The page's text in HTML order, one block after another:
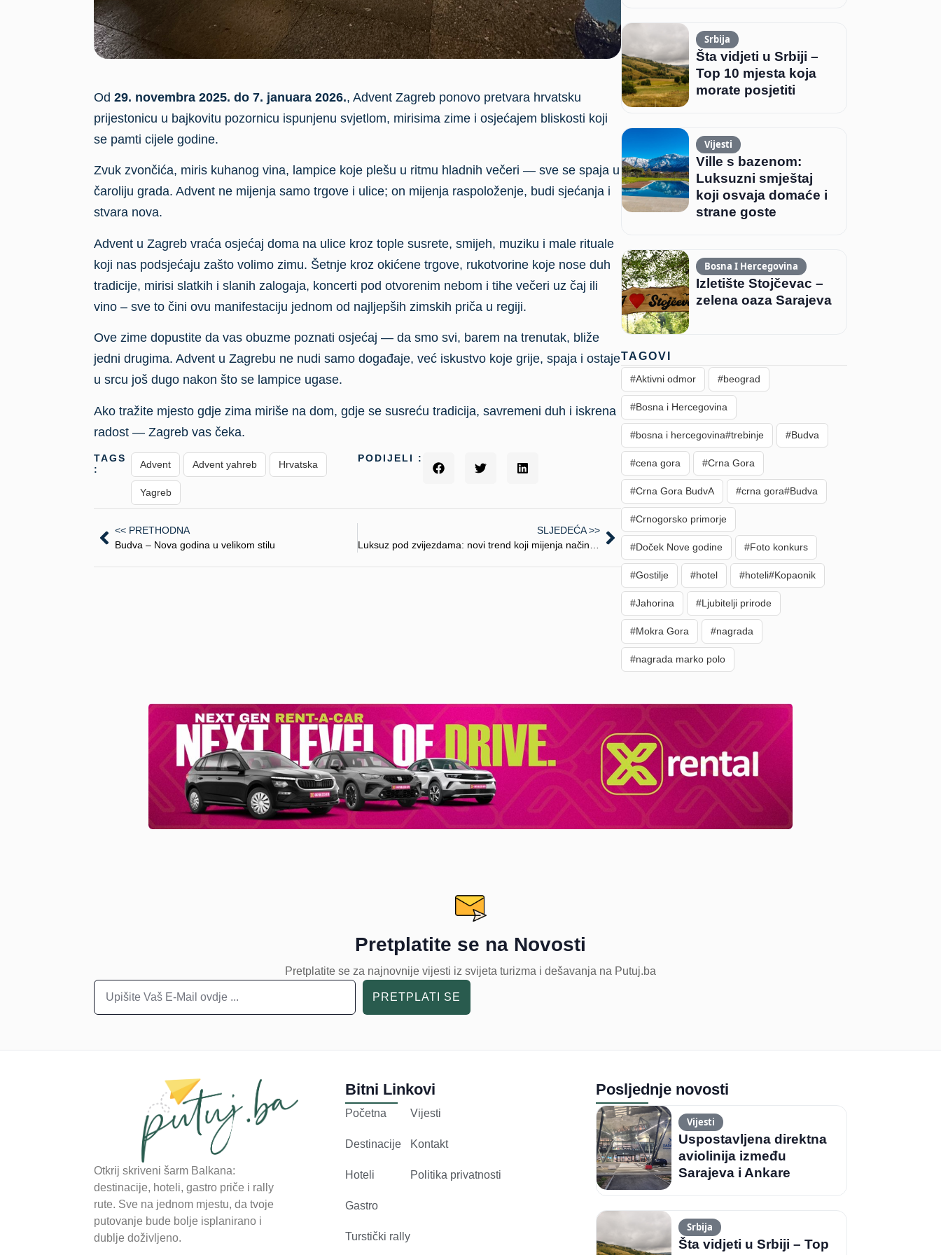
Od29. novembra 2025. do 7. januara 2026., Advent Zagreb ponovo pretvara hrvatsku
prijestonicu u bajkovitu pozornicu ispunjenu svjetlom, mirisima zime i osjećajem bliskosti koji
se pamti cijele godine.
Zvuk zvončića, miris kuhanog vina, lampice koje plešu u ritmu hladnih večeri — sve se spaja u
čaroliju grada. Advent ne mijenja samo trgove i ulice; on mijenja raspoloženje, budi sjećanja i
stvara nova.
Advent uZagreb vraća osjećaj doma na ulice kroz tople susrete, smijeh, muziku i male rituale
koji nas podsjećaju zašto volimo zimu. Šetnje kroz okićene trgove, rukotvorine koje nose duh
tradicije, mirisi slatkih i slanih zalogaja, koncerti pod otvorenim nebom i tihe večeri uz čaj ili
vino – sve to čini ovu manifestaciju jednom od najljepših zimskih priča u regiji.
Ove zime dopustite da vas obuzme poznati osjećaj — da smo svi, barem na trenutak, bliže
jedni drugima. Advent u Zagrebu ne nudi samo događaje, već iskustvo koje grije, spaja i ostaje
u srcu još dugo nakon što se lampice ugase.
Ako tražite mjesto gdje zima miriše na dom, gdje se susreću tradicija, savremeni duh i iskrena
radost — Zagreb vas čeka.
TAGS
:
Advent Advent yahreb Hrvatska
Yagreb
PODIJELI :
<< PRETHODNA
Budva – Nova godina u velikom stilu
SLJEDEĆA >>
Srbija
Šta vidjeti u Srbiji –
Top 10 mjesta koja
morate posjetiti
Vijesti
Ville s bazenom:
Luksuzni smještaj
koji osvaja domaće i
strane goste
Bosna I Hercegovina
Izletište Stojčevac –
zelena oaza Sarajeva
TAGOVI
#Aktivni odmor #beograd
#Bosna i Hercegovina
#bosna i hercegovina#trebinje #Budva
#cena gora #Crna Gora
#Crna Gora BudvA #crna gora#Budva
#Crnogorsko primorje
#Doček Nove godine #Foto konkurs
#Gostilje #hotel #hoteli#Kopaonik
#Jahorina #Ljubitelji prirode
#Mokra Gora #nagrada
#nagrada marko polo
Pretplatite se na Novosti
Pretplatite se za najnovnije vijesti iz svijeta turizma i dešavanja na Putuj.ba
PRETPLATI SE
Otkrij skriveni šarm Balkana:
destinacije, hoteli, gastro priče i rally
rute. Sve na jednom mjestu, da tvoje
putovanje bude bolje isplanirano i
dublje doživljeno.
Bitni Linkovi
Početna
Destinacije
Hoteli
Gastro
Turstički rally
Vijesti
Kontakt
Politika privatnosti
Posljednje novosti
Vijesti
Uspostavljena direktna
aviolinija između
Sarajeva i Ankare
Srbija
Šta vidjeti u Srbiji – Top